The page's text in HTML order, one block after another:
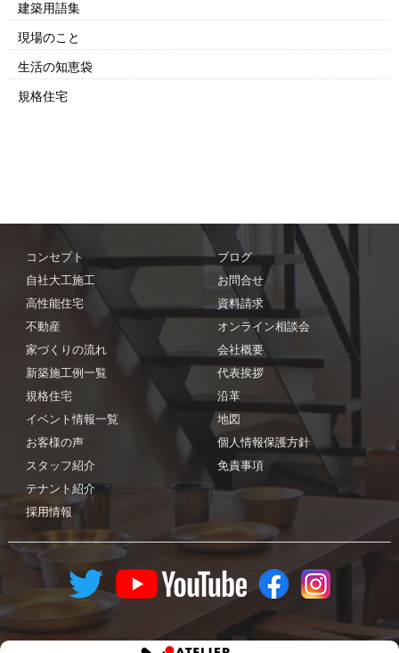
建築用語集
現場のこと
生活の知恵袋
規格住宅
コンセプト
自社大工施工
高性能住宅
不動産
家づくりの流れ
新築施工例一覧
規格住宅
イベント情報一覧
お客様の声
スタッフ紹介
テナント紹介
採用情報
ブログ
お問合せ
資料請求
オンライン相談会
会社概要
代表挨拶
沿革
地図
個人情報保護方針
免責事項